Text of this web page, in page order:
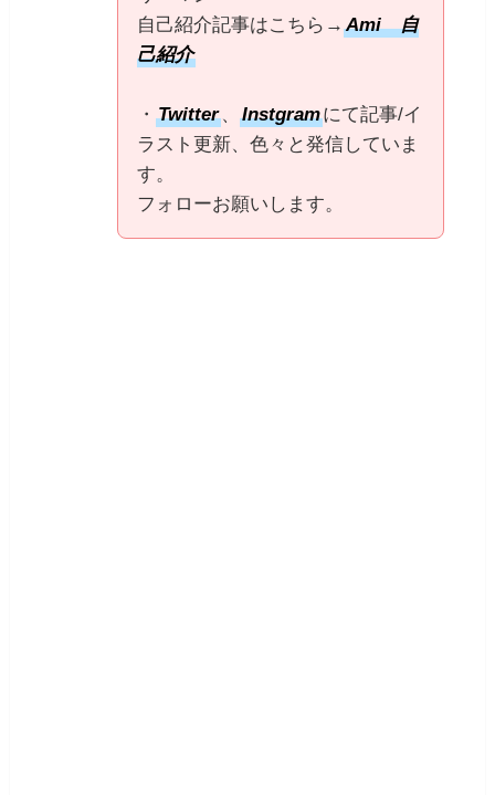
自己紹介記事はこちら→Ami 自
己紹介
・Twitter、Instgramにて記事/イ
ラスト更新、色々と発信していま
す。
フォローお願いします。